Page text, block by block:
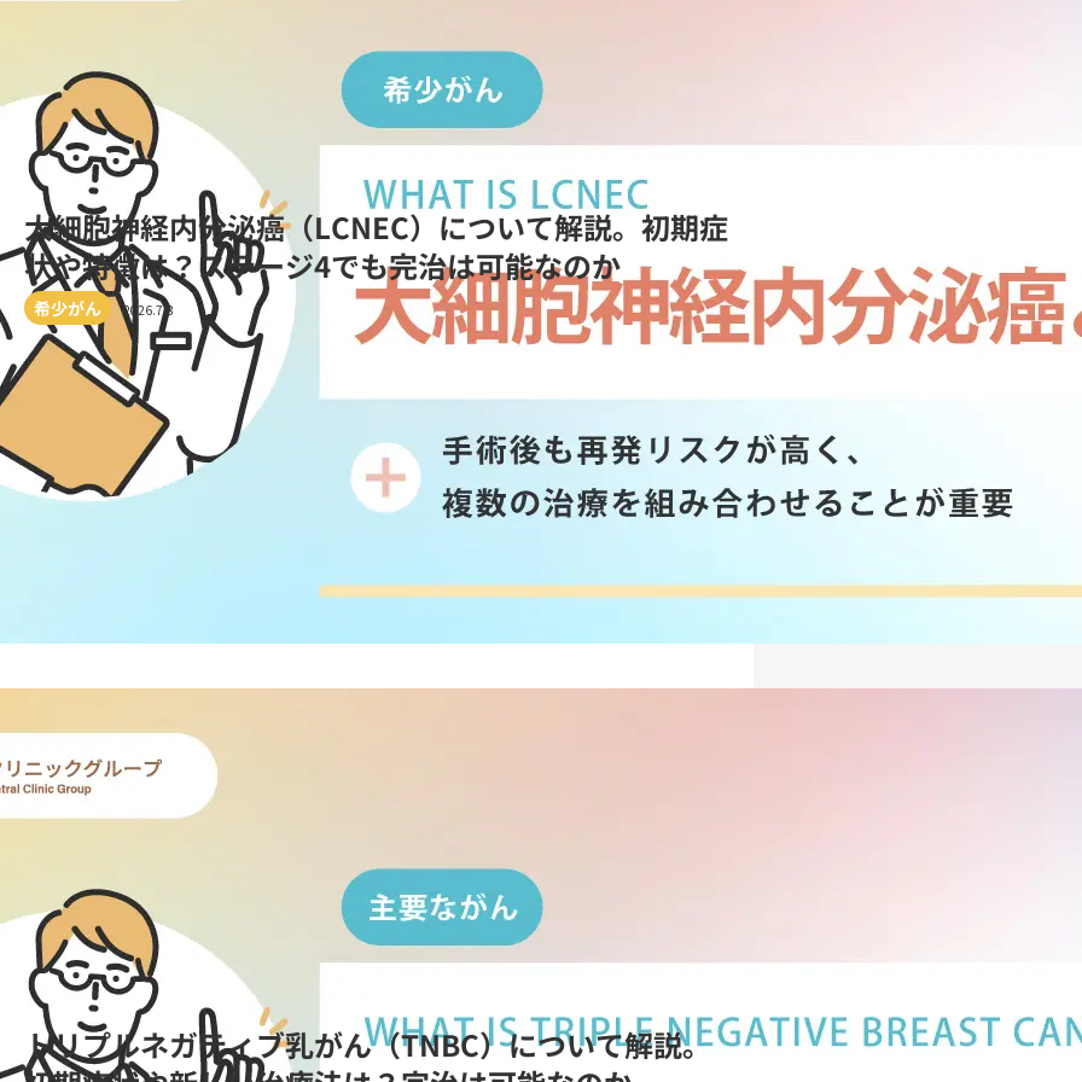
大細胞神経内分泌癌（LCNEC）について解説。初期症
状や特徴は？ステージ4でも完治は可能なのか
希少がん 2026.7.8
トリプルネガティブ乳がん（TNBC）について解説。